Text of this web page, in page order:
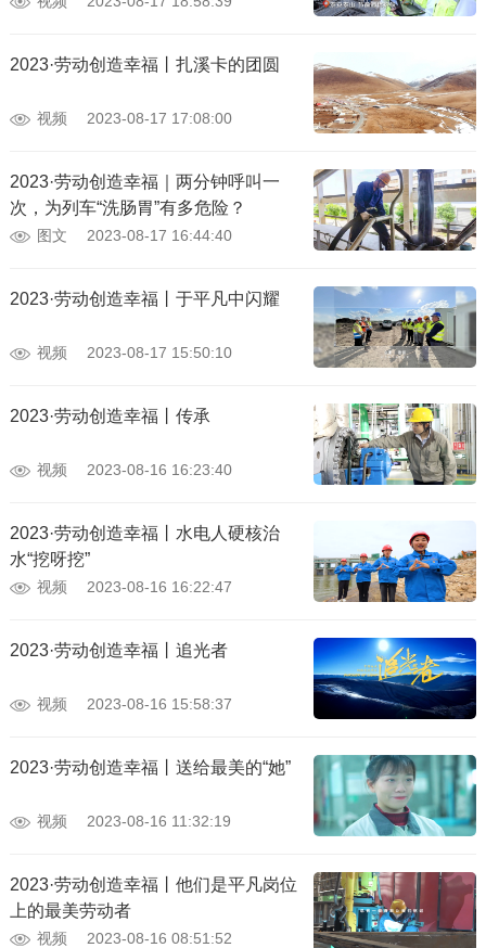
2023·劳动创造幸福丨扎溪卡的团圆
视频 2023-08-17 17:08:00
2023·劳动创造幸福｜两分钟呼叫一
次，为列车“洗肠胃”有多危险？
图文 2023-08-17 16:44:40
2023·劳动创造幸福丨于平凡中闪耀
视频 2023-08-17 15:50:10
2023·劳动创造幸福丨传承
视频 2023-08-16 16:23:40
2023·劳动创造幸福丨水电人硬核治
水“挖呀挖”
视频 2023-08-16 16:22:47
2023·劳动创造幸福丨追光者
视频 2023-08-16 15:58:37
2023·劳动创造幸福丨送给最美的“她”
视频 2023-08-16 11:32:19
2023·劳动创造幸福丨他们是平凡岗位
上的最美劳动者
视频 2023-08-16 08:51:52